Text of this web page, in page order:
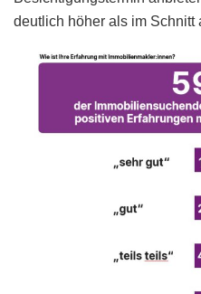
deutlich höher als im Schnitt